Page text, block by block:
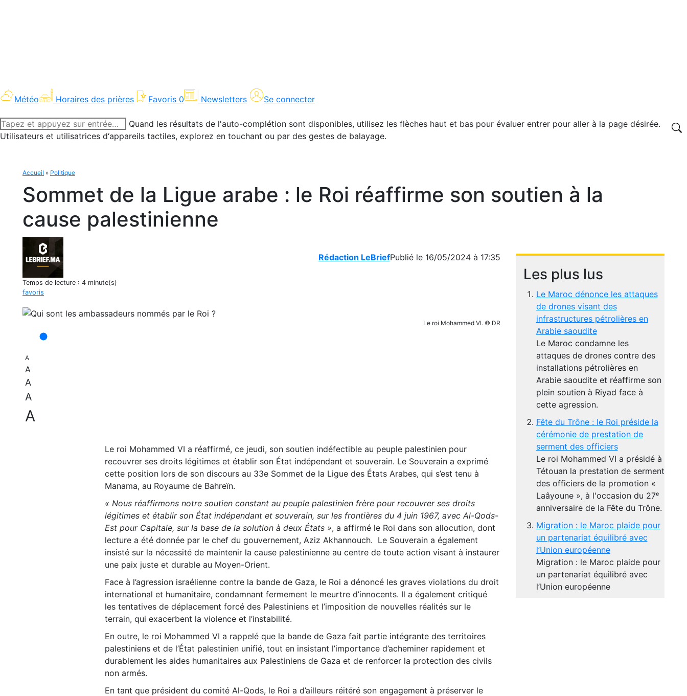
Météo Horaires des prières Favoris 0 Newsletters Se connecter
Recherche
:
Quand les résultats de l'auto-complétion sont disponibles, utilisez les flèches haut et bas pour évaluer entrer pour aller à la page désirée.
Utilisateurs et utilisatrices d‘appareils tactiles, explorez en touchant ou par des gestes de balayage.
Accueil » Politique
Sommet de la Ligue arabe : le Roi réaffirme son soutien à la
cause palestinienne
Rédaction LeBriefPublié le 16/05/2024 à 17:35
Temps de lecture : 4 minute(s)
favoris
Le roi Mohammed VI. © DR
A
A
A
A
A
Le roi Mohammed VI a réaffirmé, ce jeudi, son soutien indéfectible au peuple palestinien pour
recouvrer ses droits légitimes et établir son État indépendant et souverain. Le Souverain a exprimé
cette position lors de son discours au 33e Sommet de la Ligue des États Arabes, qui s’est tenu à
Manama, au Royaume de Bahreïn.
« Nous réaffirmons notre soutien constant au peuple palestinien frère pour recouvrer ses droits
légitimes et établir son État indépendant et souverain, sur les frontières du 4 juin 1967, avec Al-Qods-
Est pour Capitale, sur la base de la solution à deux États », a affirmé le Roi dans son allocution, dont
lecture a été donnée par le chef du gouvernement, Aziz Akhannouch. Le Souverain a également
insisté sur la nécessité de maintenir la cause palestinienne au centre de toute action visant à instaurer
une paix juste et durable au Moyen-Orient.
Face à l’agression israélienne contre la bande de Gaza, le Roi a dénoncé les graves violations du droit
international et humanitaire, condamnant fermement le meurtre d’innocents. Il a également critiqué
les tentatives de déplacement forcé des Palestiniens et l’imposition de nouvelles réalités sur le
terrain, qui exacerbent la violence et l’instabilité.
En outre, le roi Mohammed VI a rappelé que la bande de Gaza fait partie intégrante des territoires
palestiniens et de l’État palestinien unifié, tout en insistant l’importance d’acheminer rapidement et
durablement les aides humanitaires aux Palestiniens de Gaza et de renforcer la protection des civils
non armés.
En tant que président du comité Al-Qods, le Roi a d’ailleurs réitéré son engagement à préserver le
Les plus lus
Le Maroc dénonce les attaques
de drones visant des
infrastructures pétrolières en
Arabie saoudite
Le Maroc condamne les
attaques de drones contre des
installations pétrolières en
Arabie saoudite et réaffirme son
plein soutien à Riyad face à
cette agression.
Fête du Trône : le Roi préside la
cérémonie de prestation de
serment des officiers
Le roi Mohammed VI a présidé à
Tétouan la prestation de serment
des officiers de la promotion «
Laâyoune », à l'occasion du 27ᵉ
anniversaire de la Fête du Trône.
Migration : le Maroc plaide pour
un partenariat équilibré avec
l’Union européenne
Migration : le Maroc plaide pour
un partenariat équilibré avec
l’Union européenne